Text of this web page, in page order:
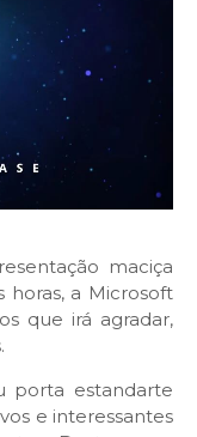
maciça
horas, a Microsoft
que irá agradar,
porta estandarte
e interessantes